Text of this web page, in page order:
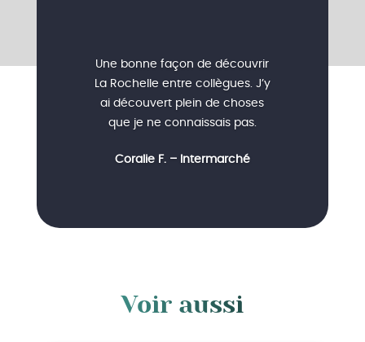
Une bonne façon de découvrir
La Rochelle entre collègues. J’y
ai découvert plein de choses
que je ne connaissais pas.
Coralie F. – Intermarché
Voir aussi